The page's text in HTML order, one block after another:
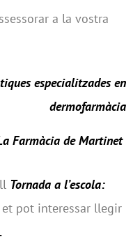
a la vostra
especialitzades en
dermofarmàcia
Farmàcia de Martinet
Tornada a l’escola:
et pot interessar llegir
.